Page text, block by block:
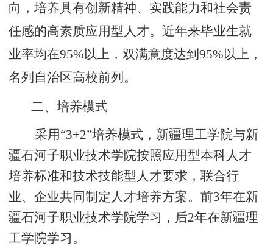
向，培养具有创新精神、实践能力和社会责
任感的高素质应用型人才。近年来毕业生就
业率均在95%以上，双满意度达到95%以上，
名列自治区高校前列。
二、培养模式
采用“3+2”培养模式，新疆理工学院与新
疆石河子职业技术学院按照应用型本科人才
培养标准和技术技能型人才要求，联合行
业、企业共同制定人才培养方案。前3年在新
疆石河子职业技术学院学习，后2年在新疆理
工学院学习。